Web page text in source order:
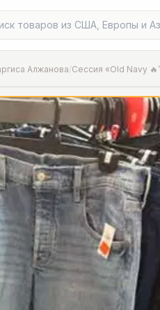
Алжанова/Сессия «Old Navy
·Chicago